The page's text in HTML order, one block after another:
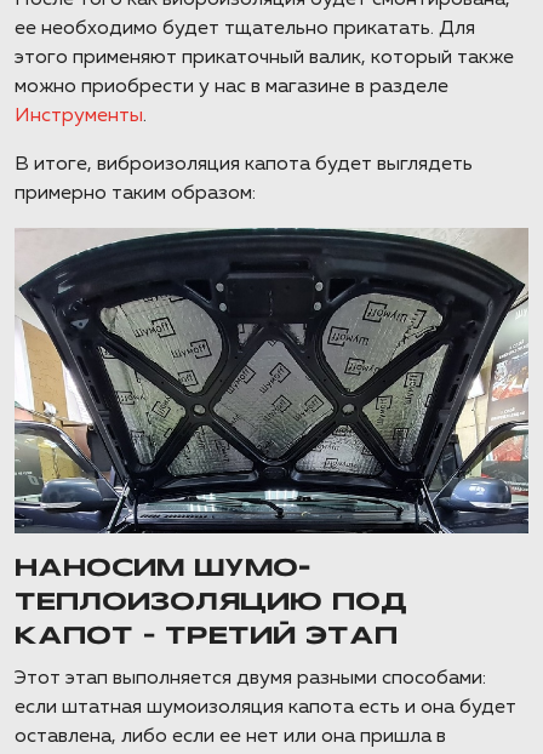
ее необходимо будет тщательно прикатать. Для
этого применяют прикаточный валик, который также
можно приобрести у нас в магазине в разделе
Инструменты.
В итоге, виброизоляция капота будет выглядеть
примерно таким образом:
НАНОСИМ ШУМО-
ТЕПЛОИЗОЛЯЦИЮ ПОД
КАПОТ – ТРЕТИЙ ЭТАП
Этот этап выполняется двумя разными способами:
если штатная шумоизоляция капота есть и она будет
оставлена, либо если ее нет или она пришла в